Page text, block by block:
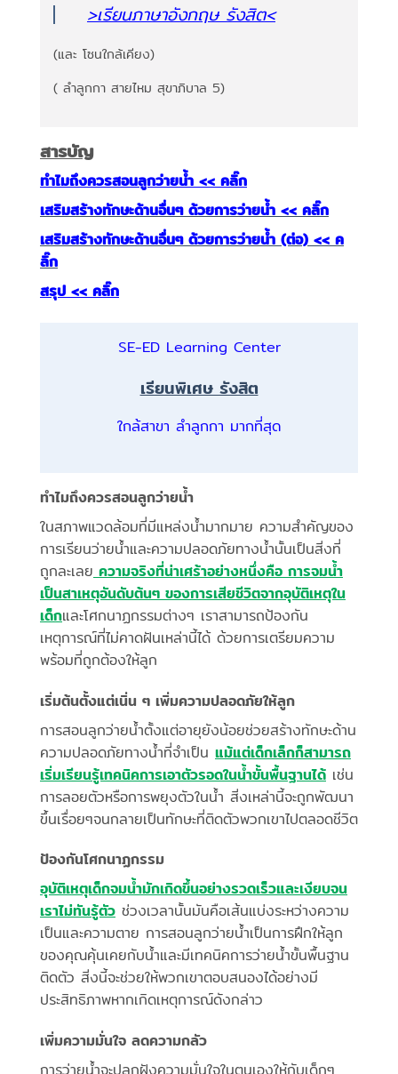
>เรียนภาษาอังกฤษ รังสิต<
(และ โซนใกล้เคียง)
( ลำลูกกา สายไหม สุขาภิบาล 5)
สารบัญ
ทำไมถึงควรสอนลูกว่ายน้ำ << คลิ๊ก
เสริมสร้างทักษะด้านอื่นๆ ด้วยการว่ายน้ำ << คลิ๊ก
เสริมสร้างทักษะด้านอื่นๆ ด้วยการว่ายน้ำ (ต่อ) << ค
ลิ๊ก
สรุป << คลิ๊ก
SE-ED Learning Center
เรียนพิเศษ รังสิต
ใกล้สาขา ลำลูกกา มากที่สุด
ทำไมถึงควรสอนลูกว่ายน้ำ
ในสภาพแวดล้อมที่มีแหล่งน้ำมากมาย ความสำคัญของ
การเรียนว่ายน้ำและความปลอดภัยทางน้ำนั้นเป็นสิ่งที่
ถูกละเลย ความจริงที่น่าเศร้าอย่างหนึ่งคือ การจมน้ำ
เป็นสาเหตุอันดับต้นๆ ของการเสียชีวิตจากอุบัติเหตุใน
เด็กและโศกนาฏกรรมต่างๆ เราสามารถป้องกัน
เหตุการณ์ที่ไม่คาดฝันเหล่านี้ได้ ด้วยการเตรียมความ
พร้อมที่ถูกต้องให้ลูก
เริ่มต้นตั้งแต่เนิ่น ๆ เพิ่มความปลอดภัยให้ลูก
การสอนลูกว่ายน้ำตั้งแต่อายุยังน้อยช่วยสร้างทักษะด้าน
ความปลอดภัยทางน้ำที่จำเป็น แม้แต่เด็กเล็กก็สามารถ
เริ่มเรียนรู้เทคนิคการเอาตัวรอดในน้ำขั้นพื้นฐานได้ เช่น
การลอยตัวหรือการพยุงตัวในน้ำ สิ่งเหล่านี้จะถูกพัฒนา
ขึ้นเรื่อยๆจนกลายเป็นทักษะที่ติดตัวพวกเขาไปตลอดชีวิต
ป้องกันโศกนาฏกรรม
อุบัติเหตุเด็กจมน้ำมักเกิดขึ้นอย่างรวดเร็วและเงียบจน
เราไม่ทันรู้ตัว ช่วงเวลานั้นมันคือเส้นแบ่งระหว่างความ
เป็นและความตาย การสอนลูกว่ายน้ำเป็นการฝึกให้ลูก
ของคุณคุ้นเคยกับน้ำและมีเทคนิคการว่ายน้ำขั้นพื้นฐาน
ติดตัว สิ่งนี้จะช่วยให้พวกเขาตอบสนองได้อย่างมี
ประสิทธิภาพหากเกิดเหตุการณ์ดังกล่าว
เพิ่มความมั่นใจ ลดความกลัว